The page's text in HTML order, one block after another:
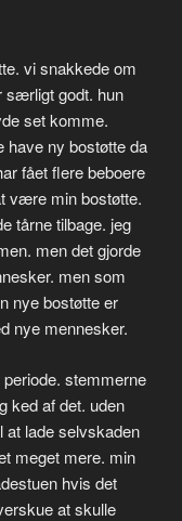
vi snakkede om
særligt godt. hun
set komme.
have ny bostøtte da
fået flere beboere
være min bostøtte.
tårne tilbage. jeg
men det gjorde
men som
nye bostøtte er
nye mennesker.
stemmerne
ked af det. uden
at lade selvskaden
meget mere. min
hvis det
at skulle